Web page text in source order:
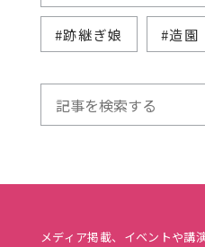
#跡継ぎ娘 #造園
メディア掲載、イベントや講